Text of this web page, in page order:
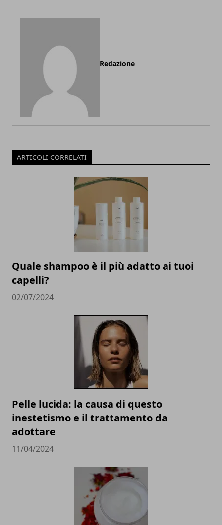
Redazione
ARTICOLI CORRELATI
Quale shampoo è il più adatto ai tuoi
capelli?
02/07/2024
Pelle lucida: la causa di questo
inestetismo e il trattamento da
adottare
11/04/2024